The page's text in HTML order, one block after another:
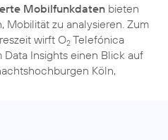
Mobilfunkdaten bieten
Mobilität zu analysieren. Zum
wirft O2 Telefónica
Insights einen Blick auf
Köln,